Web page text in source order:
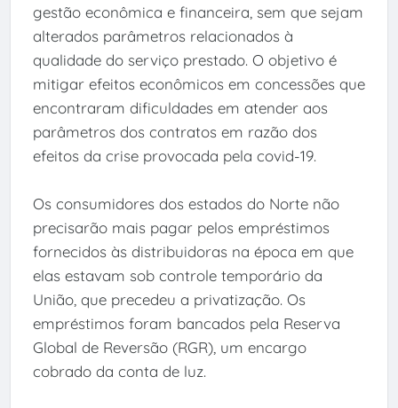
gestão econômica e financeira, sem que sejam
alterados parâmetros relacionados à
qualidade do serviço prestado. O objetivo é
mitigar efeitos econômicos em concessões que
encontraram dificuldades em atender aos
parâmetros dos contratos em razão dos
efeitos da crise provocada pela covid-19.
Os consumidores dos estados do Norte não
precisarão mais pagar pelos empréstimos
fornecidos às distribuidoras na época em que
elas estavam sob controle temporário da
União, que precedeu a privatização. Os
empréstimos foram bancados pela Reserva
Global de Reversão (RGR), um encargo
cobrado da conta de luz.